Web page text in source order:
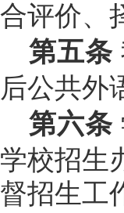
合评价、
第五条
后公共外
第六条
学校招生
督招生工